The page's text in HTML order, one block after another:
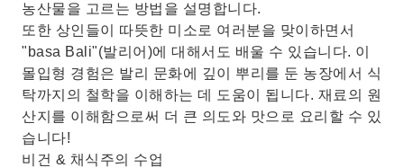
농산물을 고르는 방법을 설명합니다.
또한 상인들이 따뜻한 미소로 여러분을 맞이하면서
"basa Bali"(발리어)에 대해서도 배울 수 있습니다. 이
몰입형 경험은 발리 문화에 깊이 뿌리를 둔 농장에서 식
탁까지의 철학을 이해하는 데 도움이 됩니다. 재료의 원
산지를 이해함으로써 더 큰 의도와 맛으로 요리할 수 있
습니다!
비건 & 채식주의 수업